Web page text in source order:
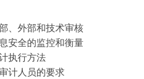
、外部和技术审核
安全的监控和衡量
执行方法
计人员的要求